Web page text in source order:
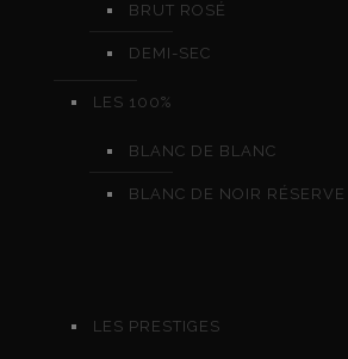
BRUT ROSÉ
DEMI-SEC
LES 100%
BLANC DE BLANC
BLANC DE NOIR RÉSERVE
LES PRESTIGES